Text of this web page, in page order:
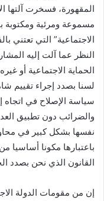
المقهورة، فسخرت آلتها
مسموعة ومرئية ومكتوبة
الاجتماعية” التي تعتني
النظر عما آلت إليه
الحماية الاجتماعية أو
لسنا بصدد إجراء تقييم
سياسة الإصلاح في اتجاه
والضرائب دون تطبيق
نفسها بشكل كبير في
باعتبارها مكونا
القانون الذي نحن بصدد
إن من مقومات الدولة